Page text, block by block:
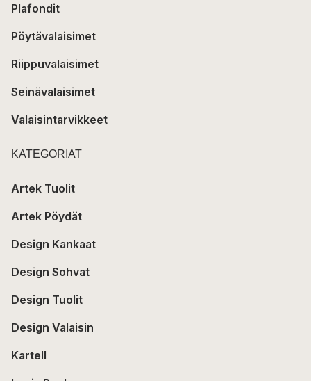
Plafondit
Pöytävalaisimet
Riippuvalaisimet
Seinävalaisimet
Valaisintarvikkeet
KATEGORIAT
Artek Tuolit
Artek Pöydät
Design Kankaat
Design Sohvat
Design Tuolit
Design Valaisin
Kartell